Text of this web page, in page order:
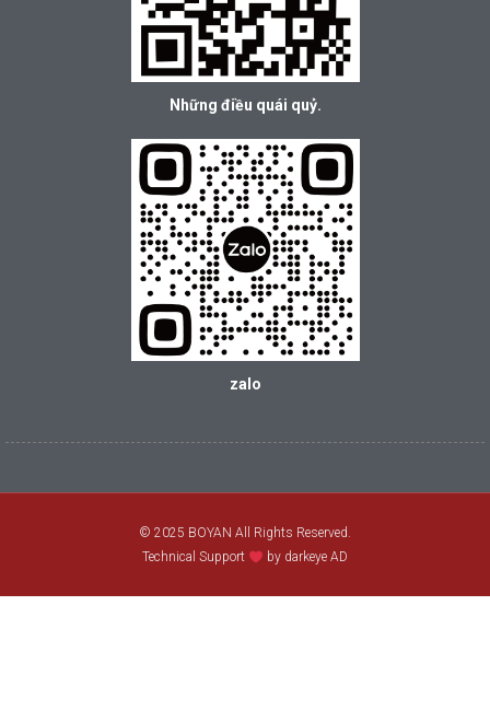
Những điều quái quỷ.
zalo
© 2025 BOYAN All Rights Reserved.
Technical Support
by darkeye AD